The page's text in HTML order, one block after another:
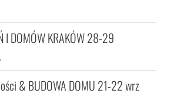
I DOMÓW KRAKÓW 28-29
& BUDOWA DOMU 21-22 wrz